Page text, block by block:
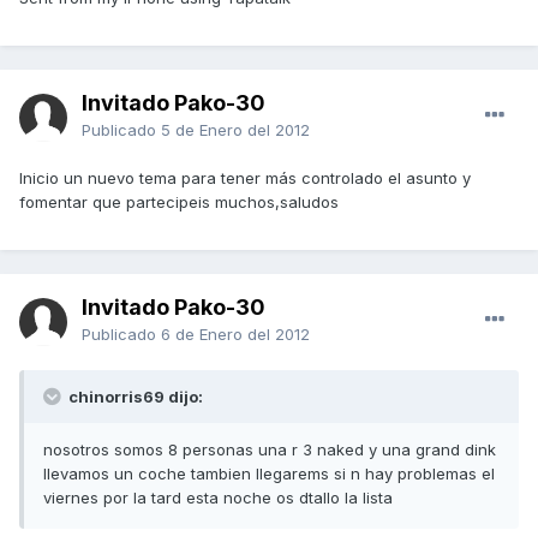
Invitado Pako-30
Publicado 5 de Enero del 2012
Inicio un nuevo tema para tener más controlado el asunto y
fomentar que partecipeis muchos,saludos
Invitado Pako-30
Publicado 6 de Enero del 2012
chinorris69 dijo:
nosotros somos 8 personas una r 3 naked y una grand dink
llevamos un coche tambien llegarems si n hay problemas el
viernes por la tard esta noche os dtallo la lista